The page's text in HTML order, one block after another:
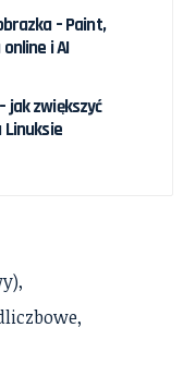
– Paint,
i AI
jak zwiększyć
Linuksie